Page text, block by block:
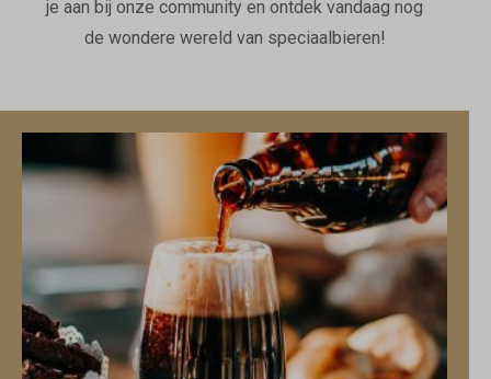
je aan bij onze community en ontdek vandaag nog
de wondere wereld van speciaalbieren!